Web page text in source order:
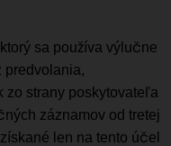
sa používa výlučne
predvolania,
zo strany poskytovateľa
záznamov od tretej
len na tento účel